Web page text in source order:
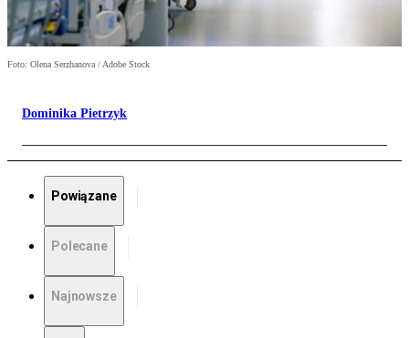
Foto: Olena Serzhanova / Adobe Stock
Dominika Pietrzyk
Powiązane
Polecane
Najnowsze